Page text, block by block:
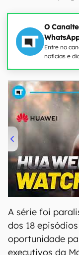
O
Entre no
notícias e
00:00/
A série foi
dos 18
oportunidade
executivos da